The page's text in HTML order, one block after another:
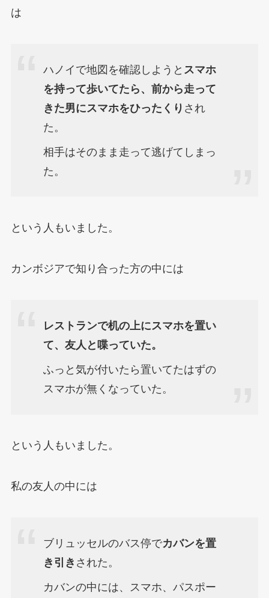
は
ハノイで地図を確認しようと スマホ
を持って歩いてたら、前から走って
きた男にスマホをひったくり され
た。
相手はそのまま走って逃げてしまっ
た。
という人もいました。
カンボジアで知り合った方の中には
レストランで机の上にスマホを置い
て、友人と喋っていた。
ふっと気が付いたら置いてたはずの
スマホが無くなっていた。
という人もいました。
私の友人の中には
ブリュッセルのバス停でカバンを置
き引き された。
カバンの中には、スマホ、パスポー